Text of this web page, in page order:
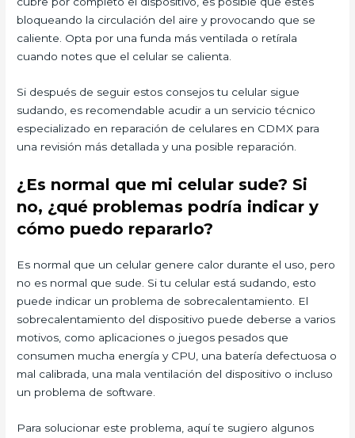
bloqueando la circulación del aire y provocando que se
caliente. Opta por una funda más ventilada o retírala
cuando notes que el celular se calienta.
Si después de seguir estos consejos tu celular sigue
sudando, es recomendable acudir a un servicio técnico
especializado en reparación de celulares en CDMX para
una revisión más detallada y una posible reparación.
¿Es normal que mi celular sude? Si
no, ¿qué problemas podría indicar y
cómo puedo repararlo?
Es normal que un celular genere calor durante el uso, pero
no es normal que sude. Si tu celular está sudando, esto
puede indicar un problema de sobrecalentamiento. El
sobrecalentamiento del dispositivo puede deberse a varios
motivos, como aplicaciones o juegos pesados ​​que
consumen mucha energía y CPU, una batería defectuosa o
mal calibrada, una mala ventilación del dispositivo o incluso
un problema de software.
Para solucionar este problema, aquí te sugiero algunos